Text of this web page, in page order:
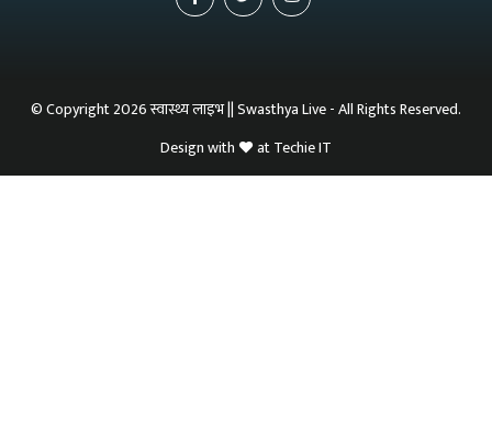
© Copyright 2026 स्वास्थ्य लाइभ || Swasthya Live - All Rights Reserved.
Design with
atTechie IT